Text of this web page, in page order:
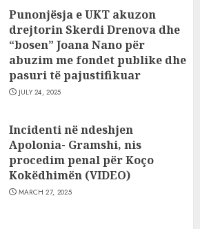
Punonjësja e UKT akuzon
drejtorin Skerdi Drenova dhe
“bosen” Joana Nano për
abuzim me fondet publike dhe
pasuri të pajustifikuar
JULY 24, 2025
Incidenti në ndeshjen
Apolonia- Gramshi, nis
procedim penal për Koço
Kokëdhimën (VIDEO)
MARCH 27, 2025